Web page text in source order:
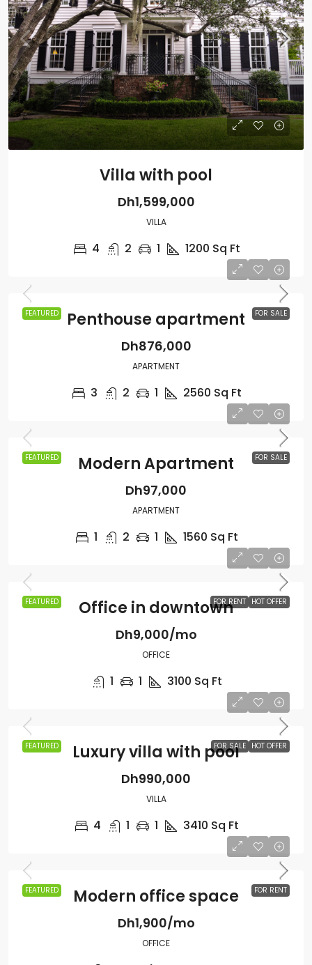
Villa with pool
Dh1,599,000
VILLA
4 2 1 1200 Sq Ft
FEATURED FOR SALE
Penthouse apartment
Dh876,000
APARTMENT
3 2 1 2560 Sq Ft
FEATURED FOR SALE
Modern Apartment
Dh97,000
APARTMENT
1 2 1 1560 Sq Ft
FEATURED FOR RENT HOT OFFER
Office in downtown
Dh9,000/mo
OFFICE
1 1 3100 Sq Ft
FEATURED FOR SALE HOT OFFER
Luxury villa with pool
Dh990,000
VILLA
4 1 1 3410 Sq Ft
FEATURED FOR RENT
Modern office space
Dh1,900/mo
OFFICE